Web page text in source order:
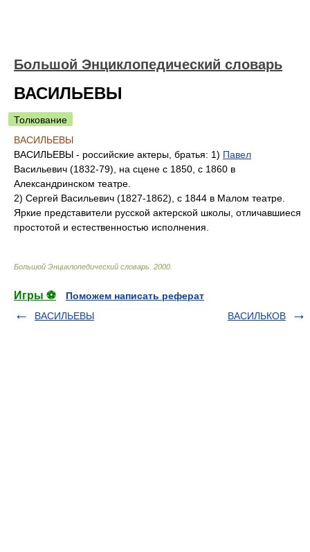
Большой Энциклопедический словарь
ВАСИЛЬЕВЫ
Толкование
ВАСИЛЬЕВЫ
ВАСИЛЬЕВЫ - российские актеры, братья: 1) Павел
Васильевич (1832-79), на сцене с 1850, с 1860 в
Александринском театре.
2) Сергей Васильевич (1827-1862), с 1844 в Малом театре.
Яркие представители русской актерской школы, отличавшиеся
простотой и естественностью исполнения.
Большой Энциклопедический словарь 2000
Игры ⚽
Поможем написать реферат
ВАСИЛЬЕВЫ
ВАСИЛЬКОВ